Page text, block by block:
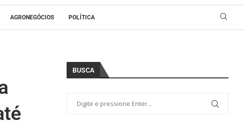
AGRONEGÓCIOS POLÍTICA
BUSCA